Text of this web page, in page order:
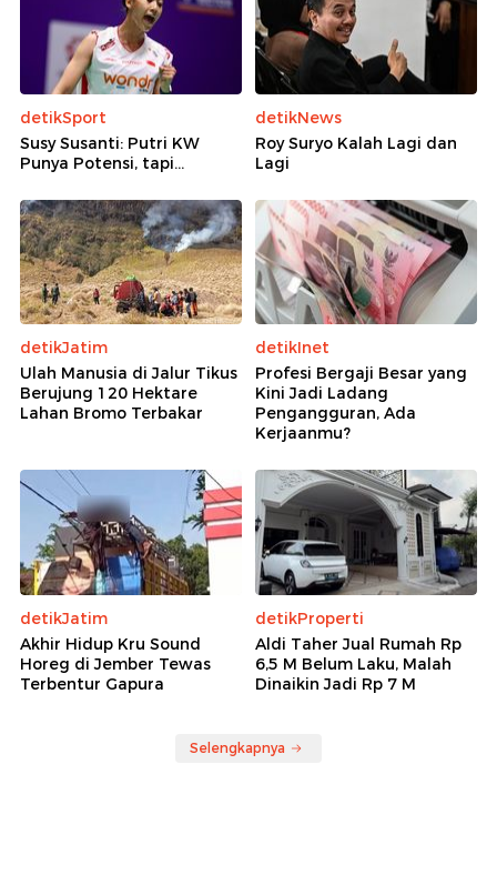
detikSport
Susy Susanti: Putri KW
Punya Potensi, tapi...
detikNews
Roy Suryo Kalah Lagi dan
Lagi
detikJatim
Ulah Manusia di Jalur Tikus
Berujung 120 Hektare
Lahan Bromo Terbakar
detikInet
Profesi Bergaji Besar yang
Kini Jadi Ladang
Pengangguran, Ada
Kerjaanmu?
detikJatim
Akhir Hidup Kru Sound
Horeg di Jember Tewas
Terbentur Gapura
detikProperti
Aldi Taher Jual Rumah Rp
6,5 M Belum Laku, Malah
Dinaikin Jadi Rp 7 M
Selengkapnya